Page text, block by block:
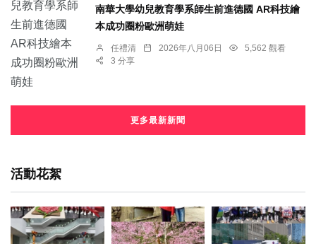
南華大學幼兒教育學系師生前進德國 AR科技繪
本成功圈粉歐洲萌娃
任禮清 2026年八月06日
5,562 觀看
3 分享
更多最新新聞
活動花絮